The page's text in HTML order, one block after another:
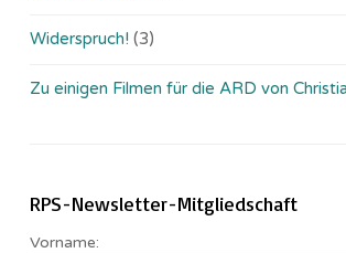
Widerspruch! (3)
Zu einigen Filmen für die ARD von
RPS-Newsletter-Mitgliedschaft
Vorname: